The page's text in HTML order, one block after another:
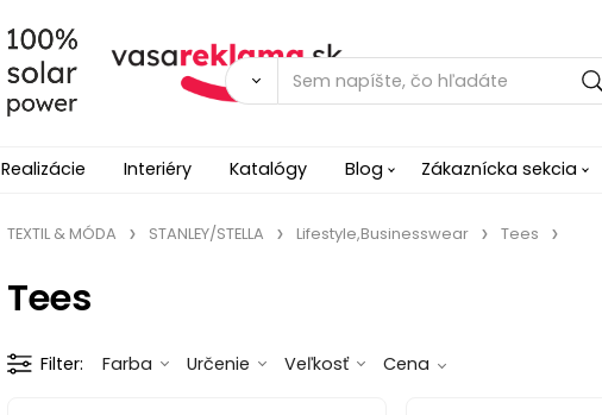
Realizácie Interiéry Katalógy Blog Zákaznícka sekcia
TEXTIL & MÓDA STANLEY/STELLA Lifestyle,Businesswear Tees
Tees
Filter Farba Určenie Veľkosť Cena